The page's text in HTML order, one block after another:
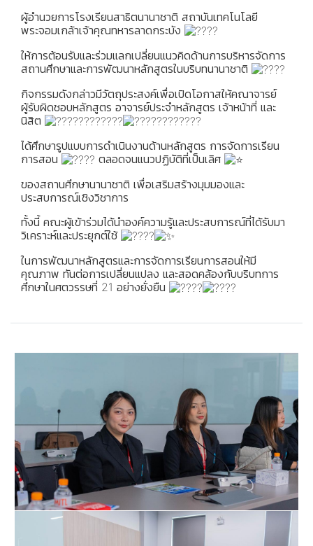
ผู้อำนวยการโรงเรียนสาธิตนานาชาติ สถาบันเทคโนโลยี
พระจอมเกล้าเจ้าคุณทหารลาดกระบัง
ให้การต้อนรับและร่วมแลกเปลี่ยนแนวคิดด้านการบริหารจัดการ
สถานศึกษาและการพัฒนาหลักสูตรในบริบทนานาชาติ
กิจกรรมดังกล่าวมีวัตถุประสงค์เพื่อเปิดโอกาสให้คณาจารย์
ผู้รับผิดชอบหลักสูตร อาจารย์ประจำหลักสูตร เจ้าหน้าที่ และ
นิสิต
ได้ศึกษารูปแบบการดำเนินงานด้านหลักสูตร การจัดการเรียน
การสอน
ตลอดจนแนวปฏิบัติที่เป็นเลิศ
ของสถานศึกษานานาชาติ เพื่อเสริมสร้างมุมมองและ
ประสบการณ์เชิงวิชาการ
ทั้งนี้ คณะผู้เข้าร่วมได้นำองค์ความรู้และประสบการณ์ที่ได้รับมา
วิเคราะห์และประยุกต์ใช้
ในการพัฒนาหลักสูตรและการจัดการเรียนการสอนให้มี
คุณภาพ ทันต่อการเปลี่ยนแปลง และสอดคล้องกับบริบทการ
ศึกษาในศตวรรษที่ 21 อย่างยั่งยืน